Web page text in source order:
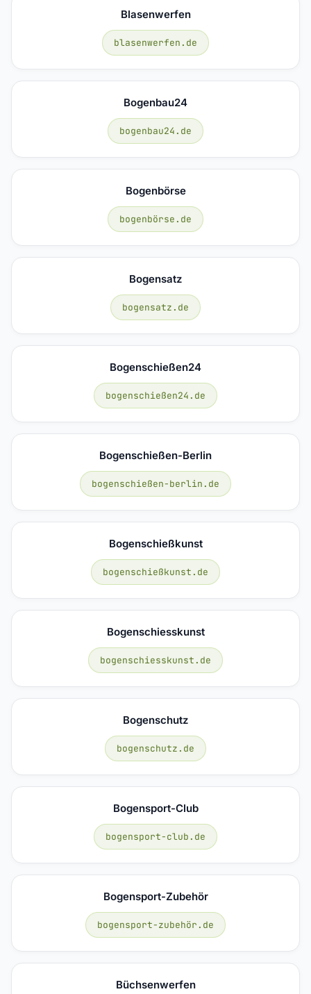
Blasenwerfen
blasenwerfen.de
Bogenbau24
bogenbau24.de
Bogenbörse
bogenbörse.de
Bogensatz
bogensatz.de
Bogenschießen24
bogenschießen24.de
Bogenschießen-Berlin
bogenschießen-berlin.de
Bogenschießkunst
bogenschießkunst.de
Bogenschiesskunst
bogenschiesskunst.de
Bogenschutz
bogenschutz.de
Bogensport-Club
bogensport-club.de
Bogensport-Zubehör
bogensport-zubehör.de
Büchsenwerfen